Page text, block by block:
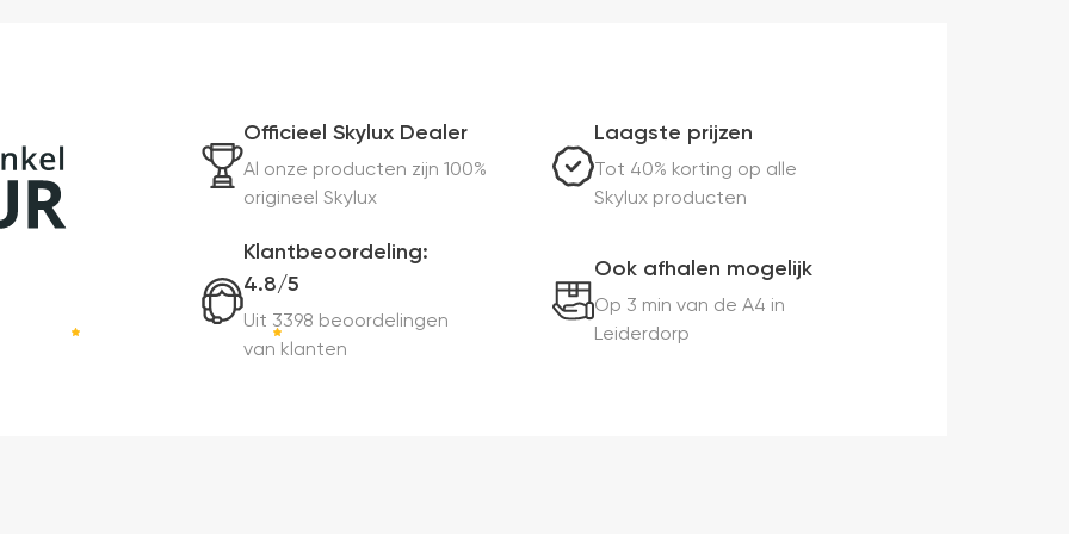
Officieel Skylux Dealer
Al onze producten zijn 100%
origineel Skylux
Laagste prijzen
Tot 40% korting op alle
Skylux producten
Klantbeoordeling:
4.8/5
Uit 3398 beoordelingen
van klanten
Ook afhalen mogelijk
Op 3 min van de A4 in
Leiderdorp